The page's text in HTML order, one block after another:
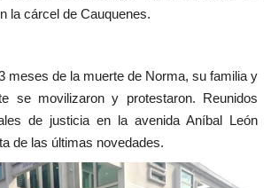
la cárcel de Cauquenes.
meses de la muerte de Norma, su familia y
se movilizaron y protestaron. Reunidos
de justicia en la avenida Aníbal León
de las últimas novedades.